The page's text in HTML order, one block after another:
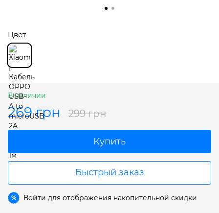
Цвет
В наличии
269 грн 299 грн
Купить
Быстрый заказ
% Войти для отображения накопительной скидки